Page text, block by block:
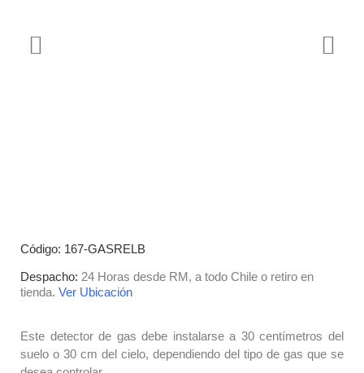
Código: 167-GASRELB
Despacho: 24 Horas desde RM, a todo Chile o retiro en
tienda. Ver Ubicación
Este detector de gas debe instalarse a 30 centímetros del
suelo o 30 cm del cielo, dependiendo del tipo de gas que se